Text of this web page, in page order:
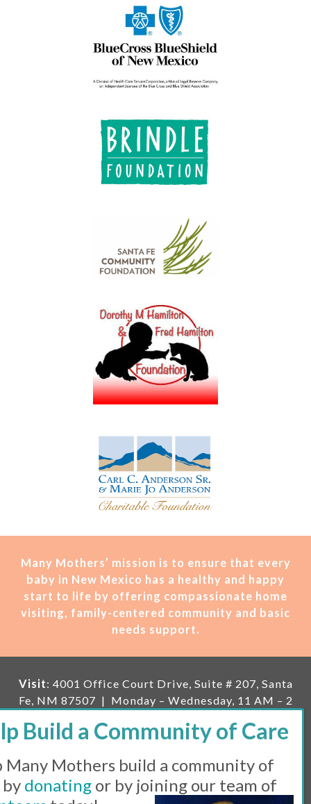
Many Mothers’ mission is to ensure that every
baby in New Mexico has a healthy and happy
start to life by offering compassionate home
visiting, family-centered community and basic
needs support.
Visit: 4001 Office Court Drive, Suite # 207, Santa
Fe, NM 87507 | Monday – Wednesday, 11 AM – 2
the month, 11 AM – 1 PM
Mailing: PO Box 23222, Santa Fe, NM 87502 |
mail:
info@manymothers.org |
Voicemail Line:
505-983-5984 |
Fax:505-608-7141
Many Mothers build a community of
donating or by joining our team of